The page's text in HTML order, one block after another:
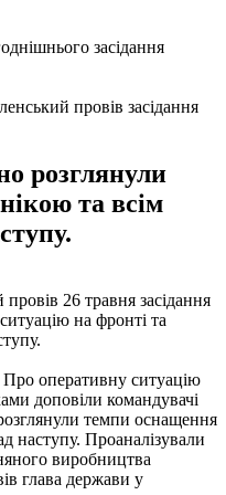
провів засідання
розглянули
та всім
26 травня засідання
на фронті та
Про оперативну ситуацію
доповіли командувачі
темпи оснащення
наступу. Проаналізували
виробництва
глава держави у